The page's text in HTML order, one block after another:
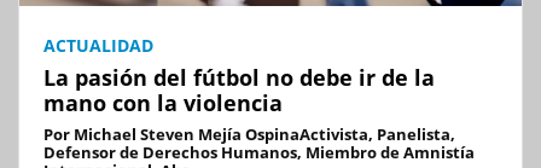
ACTUALIDAD
La pasión del fútbol no debe ir de la
mano con la violencia
Por Michael Steven Mejía OspinaActivista, Panelista,
Defensor de Derechos Humanos, Miembro de Amnistía